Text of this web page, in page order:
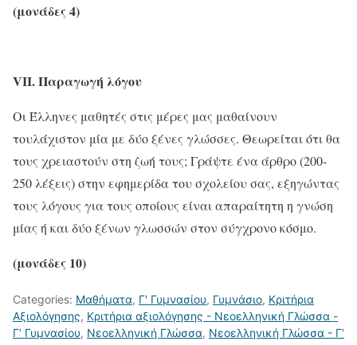
(μονάδες 4)
VII. Παραγωγή λόγου
Οι Έλληνες μαθητές στις μέρες μας μαθαίνουν
τουλάχιστον μία με δύο ξένες γλώσσες. Θεωρείται ότι θα
τους χρειαστούν στη ζωή τους; Γράψτε ένα άρθρο (200-
250 λέξεις) στην εφημερίδα του σχολείου σας, εξηγώντας
τους λόγους για τους οποίους είναι απαραίτητη η γνώση
μίας ή και δύο ξένων γλωσσών στον σύγχρονο κόσμο.
(μονάδες 10)
Categories: Μαθήματα, Γ' Γυμνασίου, Γυμνάσιο, Κριτήρια
Αξιολόγησης, Κριτήρια αξιολόγησης - Νεοελληνική Γλώσσα -
Γ’ Γυμνασίου, Νεοελληνική Γλώσσα, Νεοελληνική Γλώσσα - Γ’